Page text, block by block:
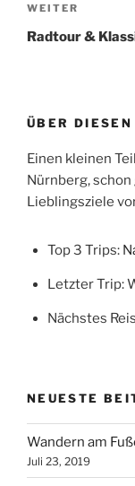
Nächster
Beitrag
WEITER
Radtour &
ÜBER DIESEN
Einen kleinen
Nürnberg,
Lieblingsziele
Top 3 Trips:
Letzter Trip:
Nächstes
NEUESTE
Wandern am
Juli 23, 2019